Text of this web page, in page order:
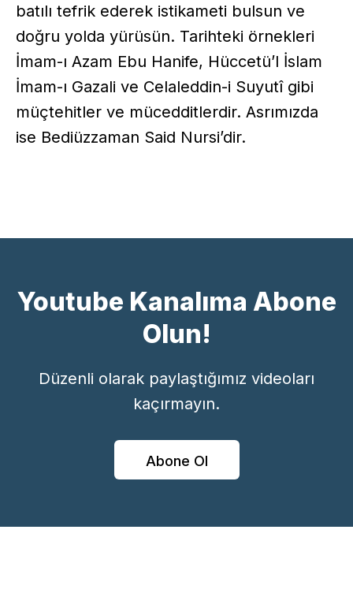
batılı tefrik ederek istikameti bulsun ve
doğru yolda yürüsün. Tarihteki örnekleri
İmam-ı Azam Ebu Hanife, Hüccetü’l İslam
İmam-ı Gazali ve Celaleddin-i Suyutî gibi
müçtehitler ve mücedditlerdir. Asrımızda
ise Bediüzzaman Said Nursi’dir.
Youtube Kanalıma Abone
Olun!
Düzenli olarak paylaştığımız videoları
kaçırmayın.
Abone Ol